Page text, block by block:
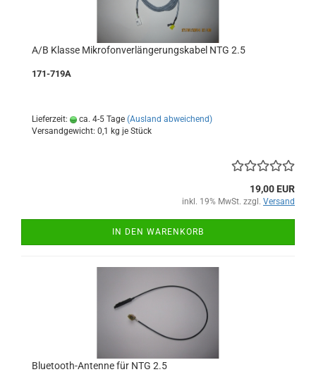
A/B Klasse Mikrofonverlängerungskabel NTG 2.5
171-719A
Lieferzeit: ca. 4-5 Tage (Ausland abweichend)
Versandgewicht: 0,1 kg je Stück
19,00 EUR
inkl. 19% MwSt. zzgl. Versand
IN DEN WARENKORB
Bluetooth-Antenne für NTG 2.5